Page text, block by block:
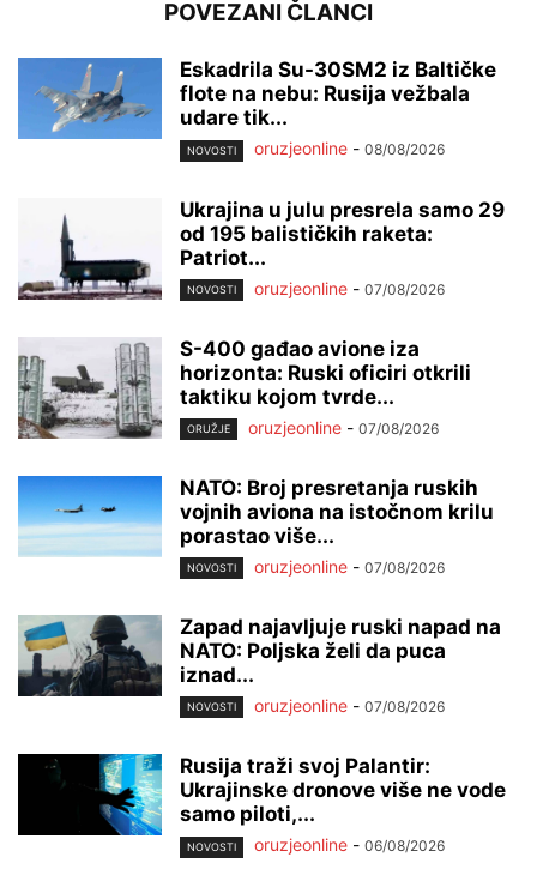
POVEZANI ČLANCI
Eskadrila Su-30SM2 iz Baltičke
flote na nebu: Rusija vežbala
udare tik...
NOVOSTI oruzjeonline - 08/08/2026
Ukrajina u julu presrela samo 29
od 195 balističkih raketa:
Patriot...
NOVOSTI oruzjeonline - 07/08/2026
S-400 gađao avione iza
horizonta: Ruski oficiri otkrili
taktiku kojom tvrde...
ORUŽJE oruzjeonline - 07/08/2026
NATO: Broj presretanja ruskih
vojnih aviona na istočnom krilu
porastao više...
NOVOSTI oruzjeonline - 07/08/2026
Zapad najavljuje ruski napad na
NATO: Poljska želi da puca
iznad...
NOVOSTI oruzjeonline - 07/08/2026
Rusija traži svoj Palantir:
Ukrajinske dronove više ne vode
samo piloti,...
NOVOSTI oruzjeonline - 06/08/2026